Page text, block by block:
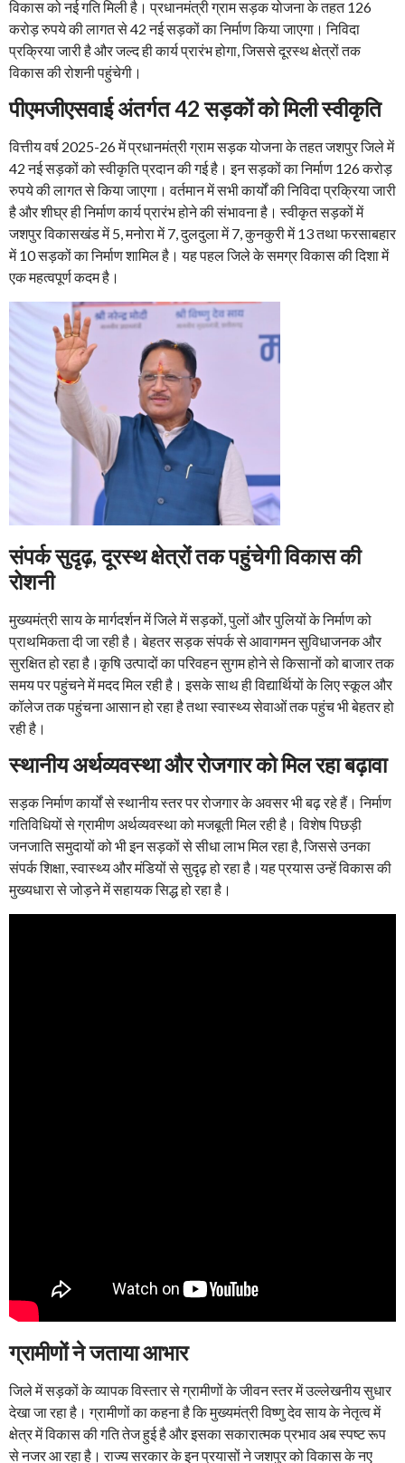
विकास को नई गति मिली है। प्रधानमंत्री ग्राम सड़क योजना के तहत 126
करोड़ रुपये की लागत से 42 नई सड़कों का निर्माण किया जाएगा। निविदा
प्रक्रिया जारी है और जल्द ही कार्य प्रारंभ होगा, जिससे दूरस्थ क्षेत्रों तक
विकास की रोशनी पहुंचेगी।
पीएमजीएसवाई अंतर्गत 42 सड़कों को मिली स्वीकृति
वित्तीय वर्ष 2025-26 में प्रधानमंत्री ग्राम सड़क योजना के तहत जशपुर जिले में
42 नई सड़कों को स्वीकृति प्रदान की गई है। इन सड़कों का निर्माण 126 करोड़
रुपये की लागत से किया जाएगा। वर्तमान में सभी कार्यों की निविदा प्रक्रिया जारी
है और शीघ्र ही निर्माण कार्य प्रारंभ होने की संभावना है। स्वीकृत सड़कों में
जशपुर विकासखंड में 5, मनोरा में 7, दुलदुला में 7, कुनकुरी में 13 तथा फरसाबहार
में 10 सड़कों का निर्माण शामिल है। यह पहल जिले के समग्र विकास की दिशा में
एक महत्वपूर्ण कदम है।
संपर्क सुदृढ़, दूरस्थ क्षेत्रों तक पहुंचेगी विकास की
रोशनी
मुख्यमंत्री साय के मार्गदर्शन में जिले में सड़कों, पुलों और पुलियों के निर्माण को
प्राथमिकता दी जा रही है। बेहतर सड़क संपर्क से आवागमन सुविधाजनक और
सुरक्षित हो रहा है।कृषि उत्पादों का परिवहन सुगम होने से किसानों को बाजार तक
समय पर पहुंचने में मदद मिल रही है। इसके साथ ही विद्यार्थियों के लिए स्कूल और
कॉलेज तक पहुंचना आसान हो रहा है तथा स्वास्थ्य सेवाओं तक पहुंच भी बेहतर हो
रही है।
स्थानीय अर्थव्यवस्था और रोजगार को मिल रहा बढ़ावा
सड़क निर्माण कार्यों से स्थानीय स्तर पर रोजगार के अवसर भी बढ़ रहे हैं। निर्माण
गतिविधियों से ग्रामीण अर्थव्यवस्था को मजबूती मिल रही है। विशेष पिछड़ी
जनजाति समुदायों को भी इन सड़कों से सीधा लाभ मिल रहा है, जिससे उनका
संपर्क शिक्षा, स्वास्थ्य और मंडियों से सुदृढ़ हो रहा है।यह प्रयास उन्हें विकास की
मुख्यधारा से जोड़ने में सहायक सिद्ध हो रहा है।
ग्रामीणों ने जताया आभार
जिले में सड़कों के व्यापक विस्तार से ग्रामीणों के जीवन स्तर में उल्लेखनीय सुधार
देखा जा रहा है। ग्रामीणों का कहना है कि मुख्यमंत्री विष्णु देव साय के नेतृत्व में
क्षेत्र में विकास की गति तेज हुई है और इसका सकारात्मक प्रभाव अब स्पष्ट रूप
से नजर आ रहा है। राज्य सरकार के इन प्रयासों ने जशपुर को विकास के नए